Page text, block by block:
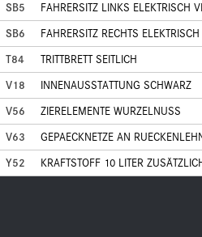
SB5
FAHRERSITZ LINKS ELEKTRISCH
SB6
FAHRERSITZ RECHTS
T84
TRITTBRETT SEITLICH
V18
INNENAUSSTATTUNG SCHWARZ
V56
ZIERELEMENTE WURZELNUSS
V63
GEPAECKNETZE AN
Y52
KRAFTSTOFF 10 LITER